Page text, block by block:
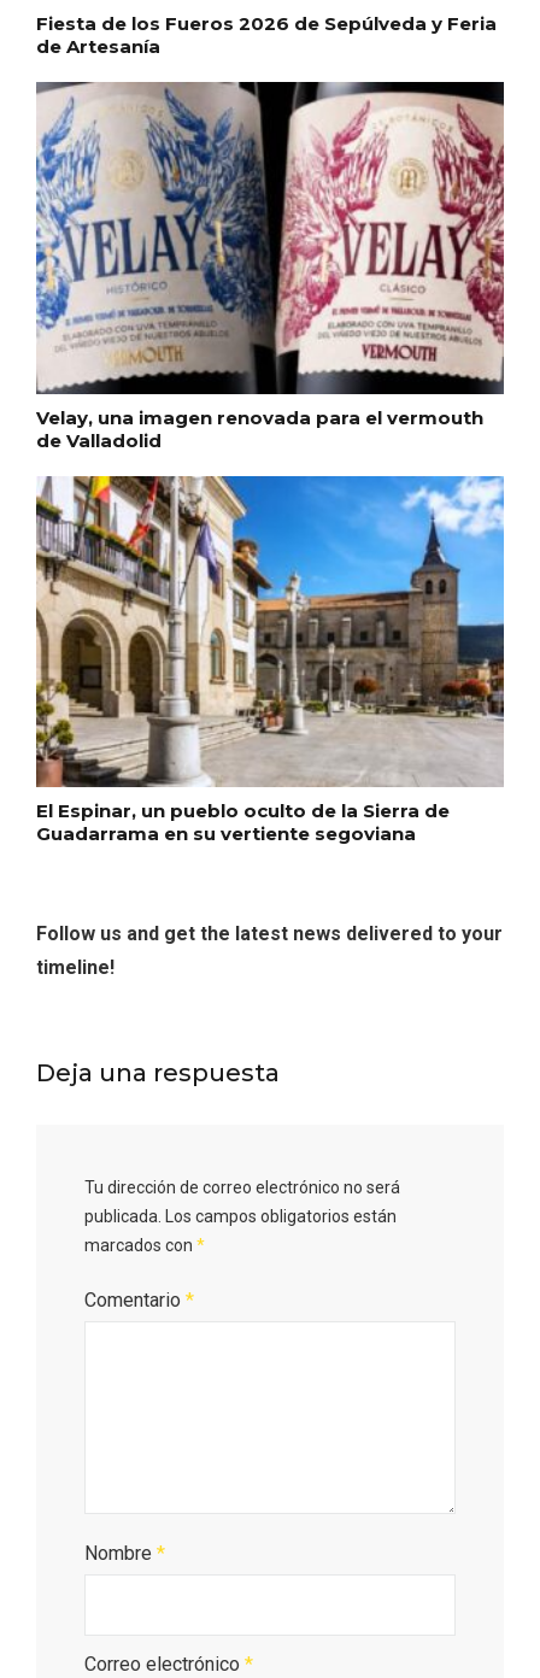
Fiesta de los Fueros 2026 de Sepúlveda y Feria
de Artesanía
Velay, una imagen renovada para el vermouth
de Valladolid
El Espinar, un pueblo oculto de la Sierra de
Guadarrama en su vertiente segoviana
Follow us and get the latest news delivered to your
timeline!
Deja una respuesta
Tu dirección de correo electrónico no será
publicada. Los campos obligatorios están
marcados con *
Comentario *
Nombre *
Correo electrónico *
Fiesta de Primavera 2026 en la Ruta del
Vino de Cigales
La Olmilla, en Peñafiel